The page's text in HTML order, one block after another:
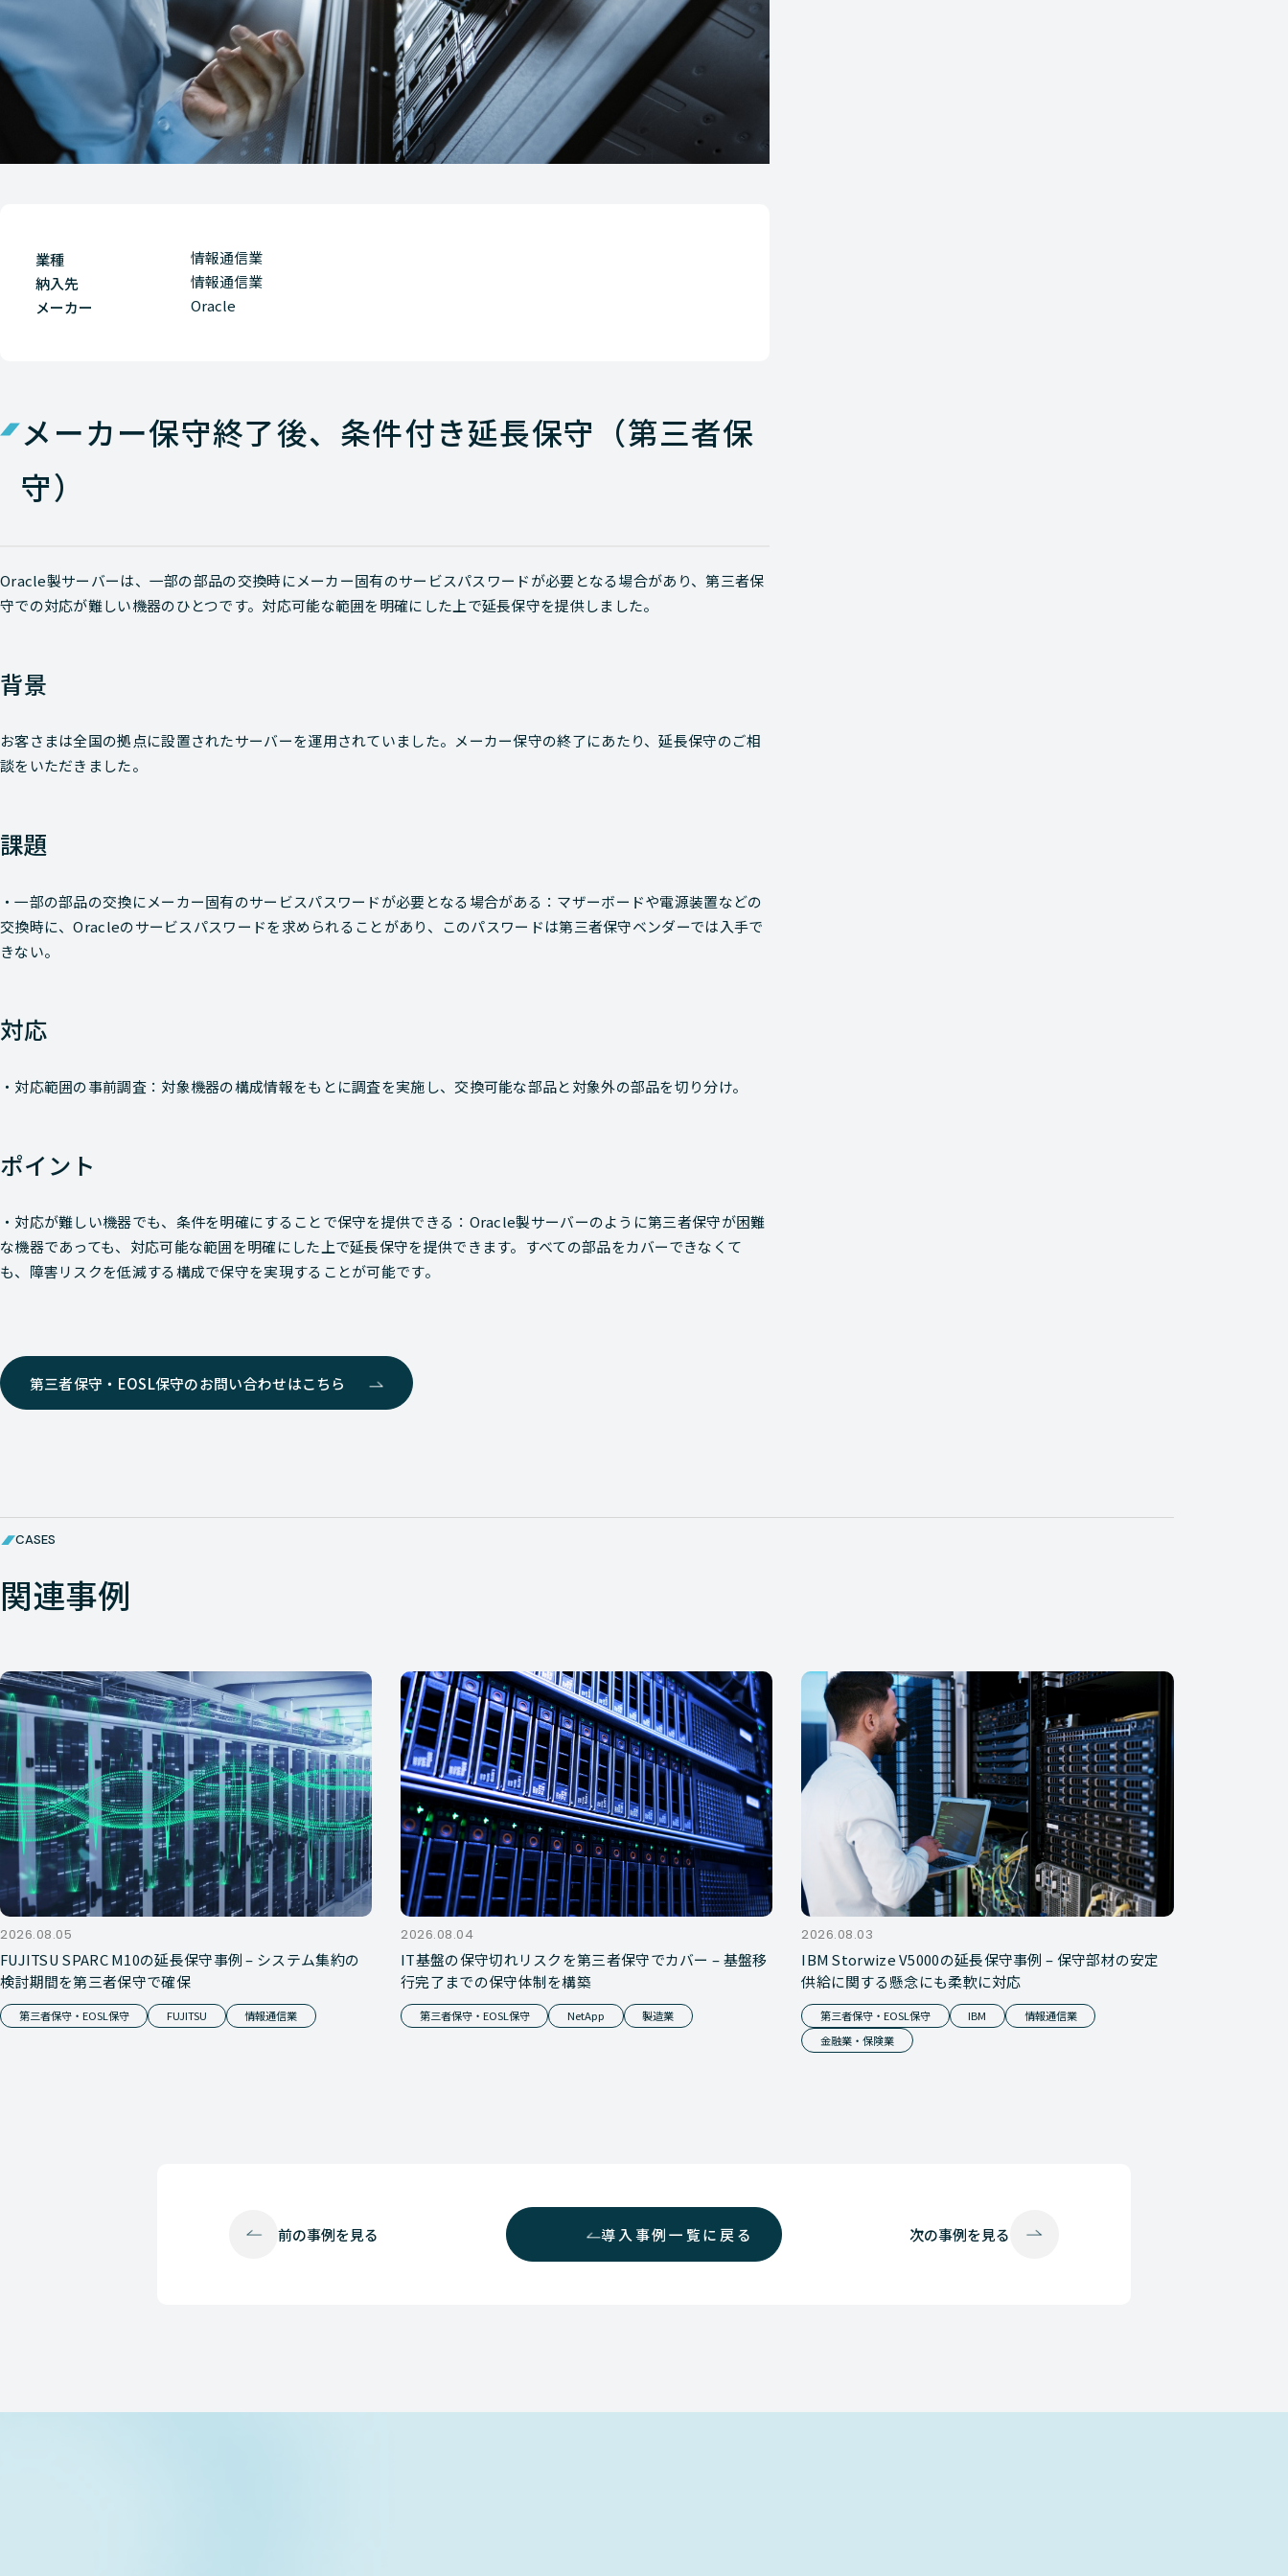
業種
情報通信業
納入先
情報通信業
メーカー
Oracle
メーカー保守終了後、条件付き延長保守（第三者保
守）
Oracle製サーバーは、一部の部品の交換時にメーカー固有のサービスパスワードが必要となる場合があり、第三者保
守での対応が難しい機器のひとつです。対応可能な範囲を明確にした上で延長保守を提供しました。
背景
お客さまは全国の拠点に設置されたサーバーを運用されていました。メーカー保守の終了にあたり、延長保守のご相
談をいただきました。
課題
・一部の部品の交換にメーカー固有のサービスパスワードが必要となる場合がある：マザーボードや電源装置などの
交換時に、Oracleのサービスパスワードを求められることがあり、このパスワードは第三者保守ベンダーでは入手で
きない。
対応
・対応範囲の事前調査：対象機器の構成情報をもとに調査を実施し、交換可能な部品と対象外の部品を切り分け。
ポイント
・対応が難しい機器でも、条件を明確にすることで保守を提供できる：Oracle製サーバーのように第三者保守が困難
な機器であっても、対応可能な範囲を明確にした上で延長保守を提供できます。すべての部品をカバーできなくて
も、障害リスクを低減する構成で保守を実現することが可能です。
第三者保守・EOSL保守のお問い合わせはこちら
CASES
関連事例
2026.08.05
FUJITSU SPARC M10の延長保守事例 – システム集約の
検討期間を第三者保守で確保
第三者保守・EOSL保守 FUJITSU 情報通信業
2026.08.04
IT基盤の保守切れリスクを第三者保守でカバー – 基盤移
行完了までの保守体制を構築
第三者保守・EOSL保守 NetApp 製造業
2026.08.03
IBM Storwize V5000の延長保守事例 – 保守部材の安定
供給に関する懸念にも柔軟に対応
第三者保守・EOSL保守 IBM
情報通信業
金融業・保険業
前の事例を見る 導入事例一覧に戻る 次の事例を見る